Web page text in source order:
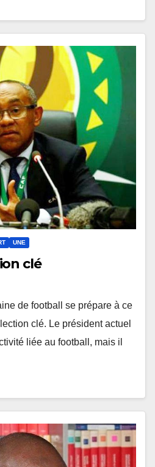
UNE
clé
de football se prépare à ce
clé. Le président actuel
liée au football, mais il